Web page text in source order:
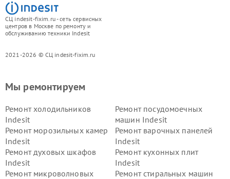
СЦ indesit-fixim.ru - сеть сервисных
центров в Москве по ремонту и
обслуживанию техники Indesit
2021-2026 © СЦ indesit-fixim.ru
Мы ремонтируем
Ремонт холодильников
Indesit
Ремонт посудомоечных
машин Indesit
Ремонт морозильных камер
Indesit
Ремонт варочных панелей
Indesit
Ремонт духовых шкафов
Indesit
Ремонт кухонных плит
Indesit
Ремонт микроволновых
Ремонт стиральных машин